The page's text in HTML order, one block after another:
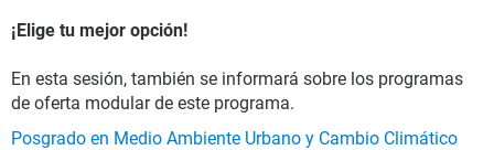
¡Elige tu mejor opción!
En esta sesión, también se informará sobre los programas
de oferta modular de este programa.
Posgrado en Medio Ambiente Urbano y Cambio Climático